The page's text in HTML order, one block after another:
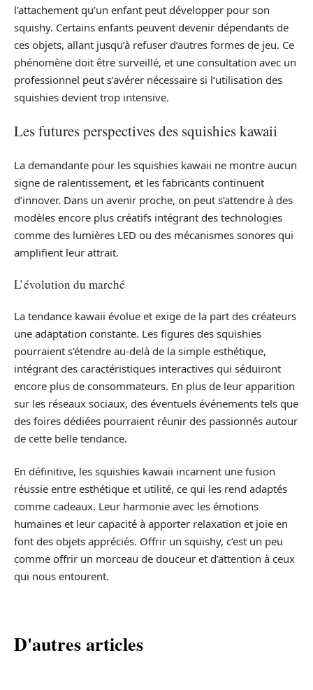
l’attachement qu’un enfant peut développer pour son
squishy. Certains enfants peuvent devenir dépendants de
ces objets, allant jusqu’à refuser d’autres formes de jeu. Ce
phénomène doit être surveillé, et une consultation avec un
professionnel peut s’avérer nécessaire si l’utilisation des
squishies devient trop intensive.
Les futures perspectives des squishies kawaii
La demandante pour les squishies kawaii ne montre aucun
signe de ralentissement, et les fabricants continuent
d’innover. Dans un avenir proche, on peut s’attendre à des
modèles encore plus créatifs intégrant des technologies
comme des lumières LED ou des mécanismes sonores qui
amplifient leur attrait.
L’évolution du marché
La tendance kawaii évolue et exige de la part des créateurs
une adaptation constante. Les figures des squishies
pourraient s’étendre au-delà de la simple esthétique,
intégrant des caractéristiques interactives qui séduiront
encore plus de consommateurs. En plus de leur apparition
sur les réseaux sociaux, des éventuels événements tels que
des foires dédiées pourraient réunir des passionnés autour
de cette belle tendance.
En définitive, les squishies kawaii incarnent une fusion
réussie entre esthétique et utilité, ce qui les rend adaptés
comme cadeaux. Leur harmonie avec les émotions
humaines et leur capacité à apporter relaxation et joie en
font des objets appréciés. Offrir un squishy, c’est un peu
comme offrir un morceau de douceur et d’attention à ceux
qui nous entourent.
D'autres articles